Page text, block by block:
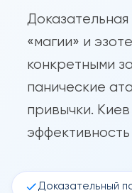
«магии» и
конкретными
панические
привычки.
Доказательный